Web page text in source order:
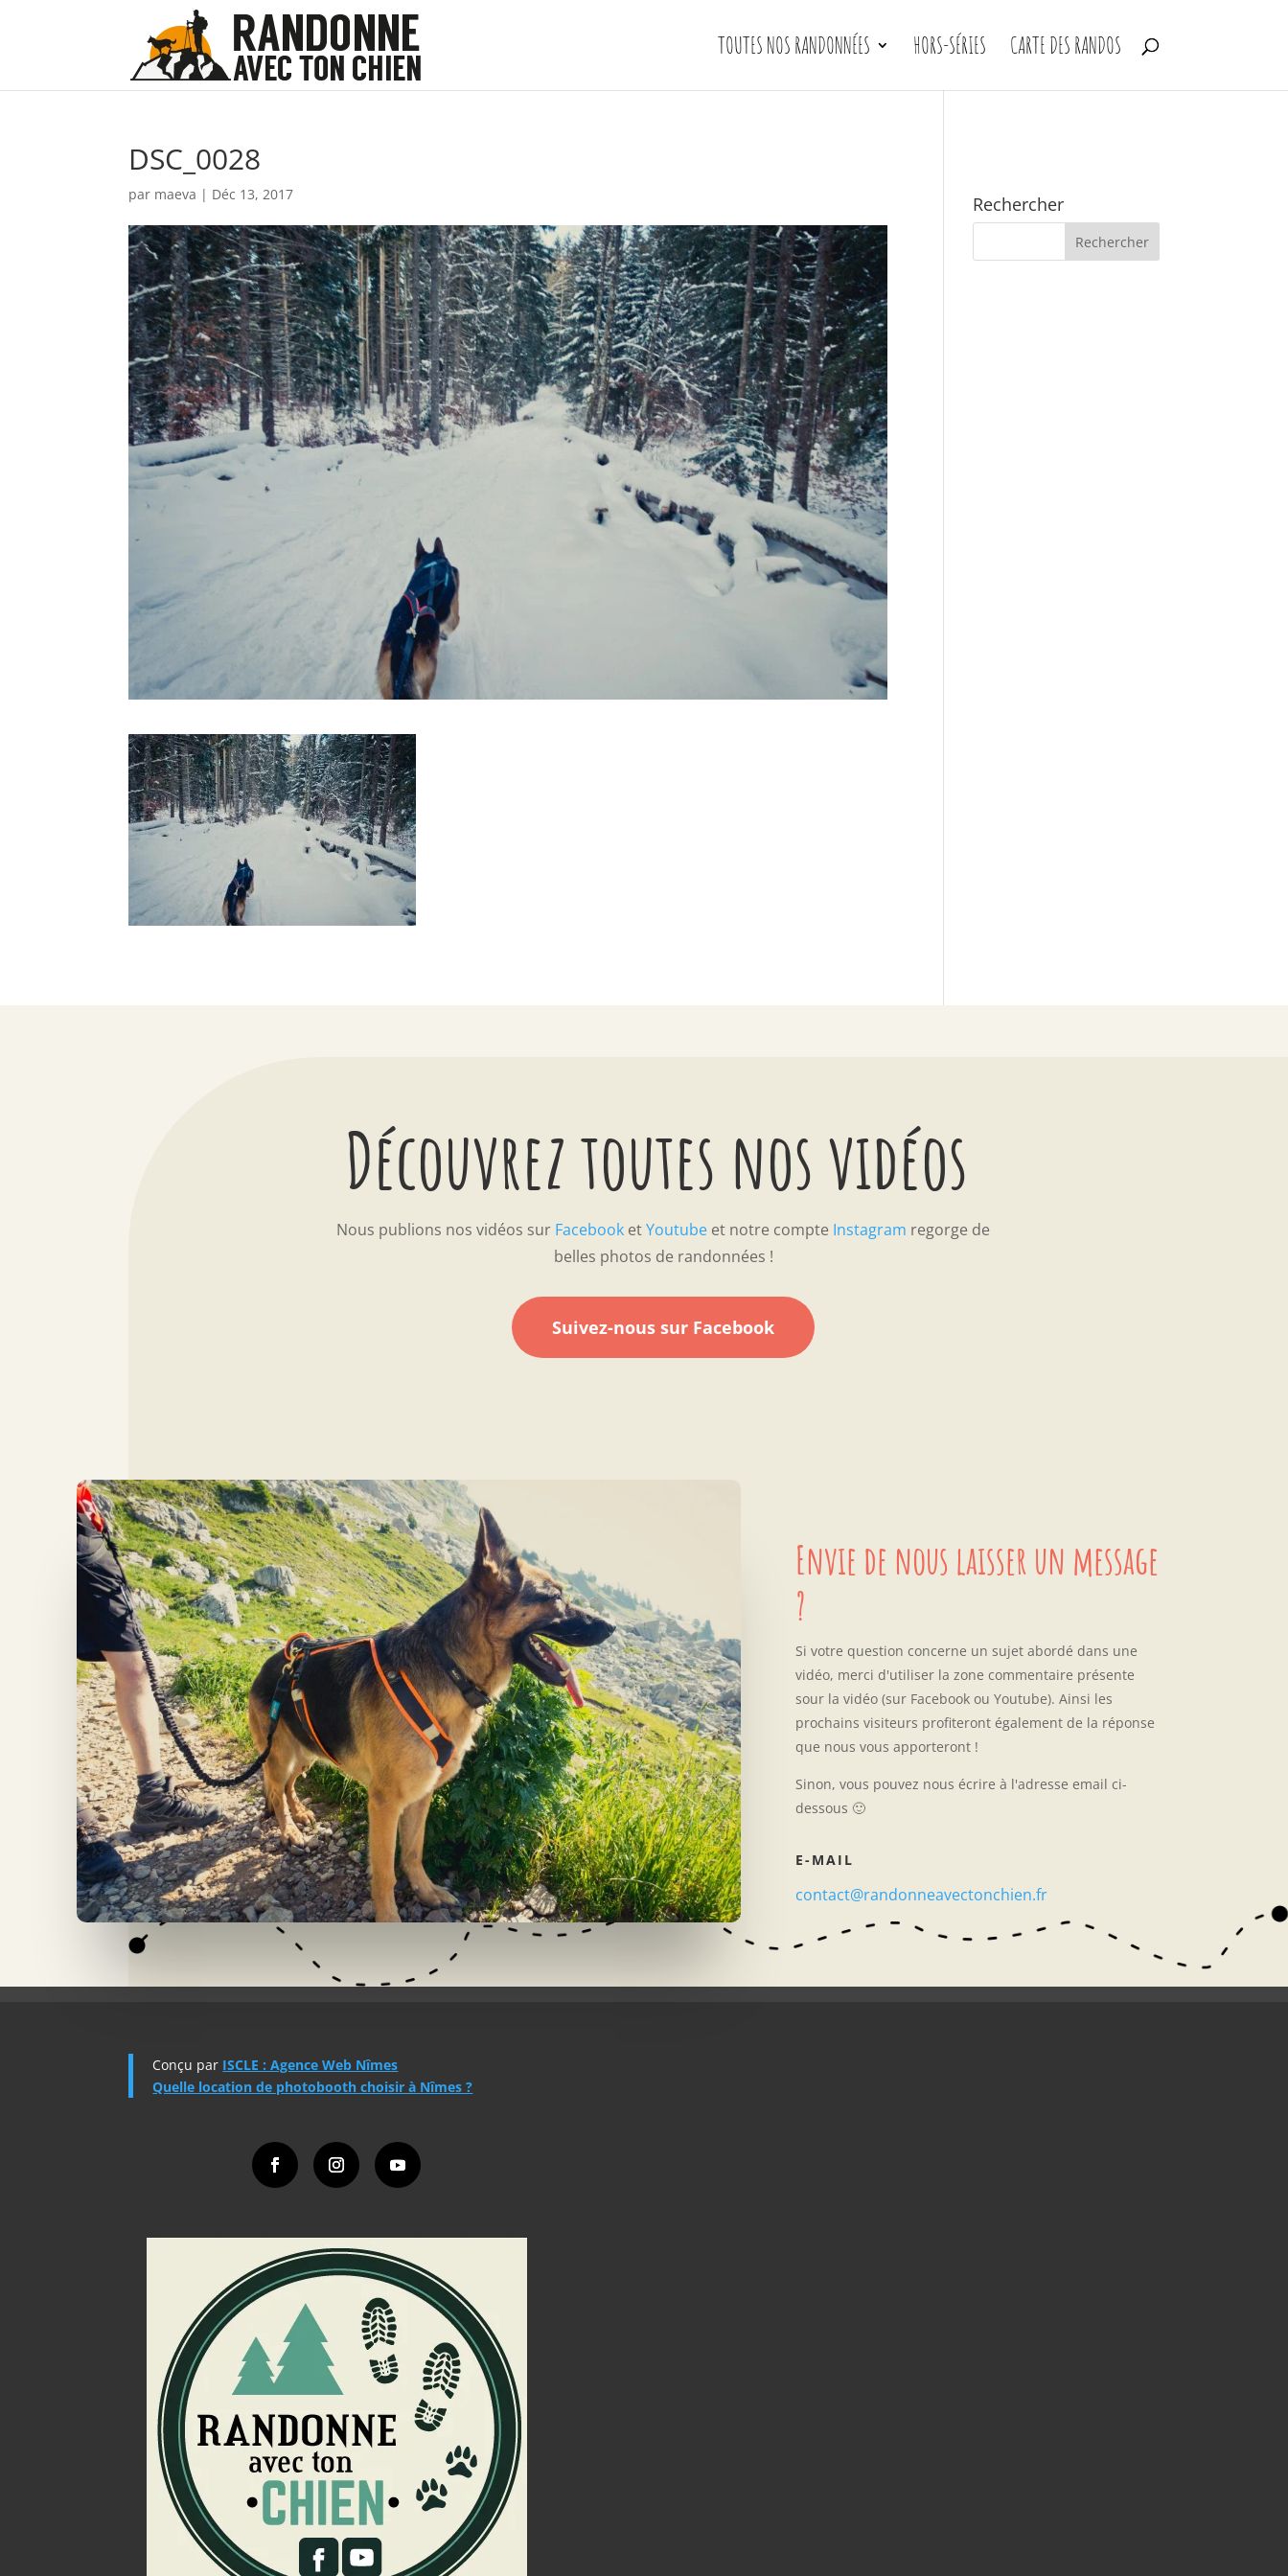
TOUTES NOS RANDONNÉES HORS-SÉRIES CARTE DES RANDOS
DSC_0028
par maeva | Déc 13, 2017 Rechercher
Découvrez toutes nos vidéos
Nous publions nos vidéos sur Facebook etYoutube et notre compte Instagram regorge de
belles photos de randonnées !
Suivez-nous sur Facebook
Envie de nous laisser un message
?
Si votre question concerne un sujet abordé dans une
vidéo, merci d'utiliser la zone commentaire présente
sour la vidéo (sur Facebook ou Youtube). Ainsi les
prochains visiteurs profiteront également de la réponse
que nous vous apporteront !
Sinon, vous pouvez nous écrire à l'adresse email ci-
dessous 🙂
E-MAIL
contact@randonneavectonchien.fr
Conçu par ISCLE : Agence Web Nîmes
Quelle location de photobooth choisir à Nîmes ?